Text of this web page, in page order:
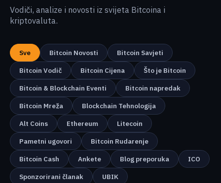
Vodiči, analize i novosti iz svijeta Bitcoina i
kriptovaluta.
Sve Bitcoin Novosti
Bitcoin Savjeti
Bitcoin Vodič
Bitcoin Cijena
Što je Bitcoin
Bitcoin & Blockchain Eventi
Bitcoin napredak
Bitcoin Mreža
Blockchain Tehnologija
Alt Coins
Ethereum
Litecoin
Pametni ugovori
Bitcoin Rudarenje
Bitcoin Cash
Ankete Blog preporuka
ICO
Sponzorirani članak
UBIK